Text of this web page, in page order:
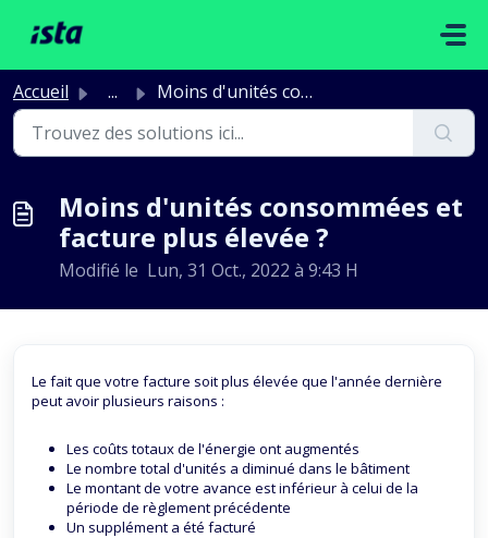
Accueil ... Moins d'unités consommées et facture plus élevée ?
Moins d'unités consommées et
facture plus élevée ?
Modifié le Lun, 31 Oct., 2022 à 9:43 H
Le fait que votre facture soit plus élevée que l'année dernière
peut avoir plusieurs raisons :
Les coûts totaux de l'énergie ont augmentés
Le nombre total d'unités a diminué dans le bâtiment
Le montant de votre avance est inférieur à celui de la
période de règlement précédente
Un supplément a été facturé